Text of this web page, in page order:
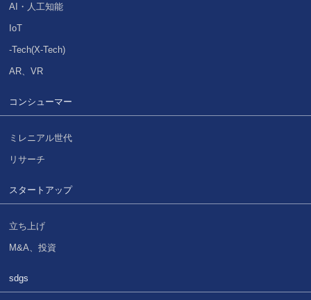
AI・人工知能
IoT
-Tech(X-Tech)
AR、VR
コンシューマー
ミレニアル世代
リサーチ
スタートアップ
立ち上げ
M&A、投資
sdgs